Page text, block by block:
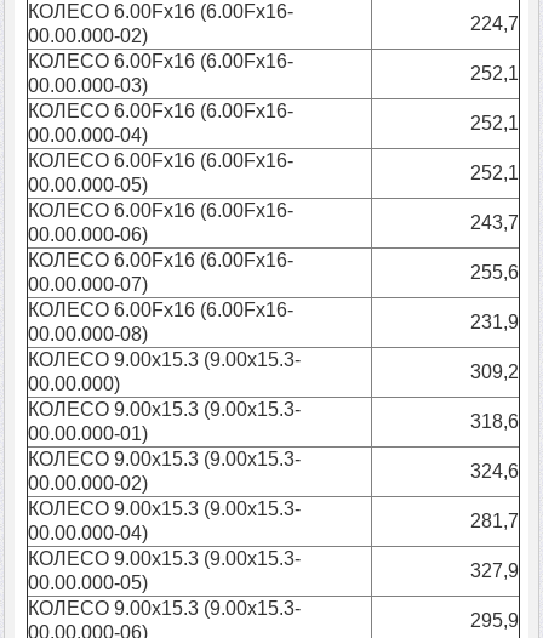
КОЛЕСО 6.00Fx16 (6.00Fx16-
00.00.000-02)
224,7
КОЛЕСО 6.00Fx16 (6.00Fx16-
00.00.000-03)
252,1
КОЛЕСО 6.00Fx16 (6.00Fx16-
00.00.000-04)
252,1
КОЛЕСО 6.00Fx16 (6.00Fx16-
00.00.000-05)
252,1
КОЛЕСО 6.00Fx16 (6.00Fx16-
00.00.000-06)
243,7
КОЛЕСО 6.00Fx16 (6.00Fx16-
00.00.000-07)
255,6
КОЛЕСО 6.00Fx16 (6.00Fx16-
00.00.000-08)
231,9
КОЛЕСО 9.00х15.3 (9.00х15.3-
00.00.000)
309,2
КОЛЕСО 9.00х15.3 (9.00х15.3-
00.00.000-01)
318,6
КОЛЕСО 9.00х15.3 (9.00х15.3-
00.00.000-02)
324,6
КОЛЕСО 9.00х15.3 (9.00х15.3-
00.00.000-04)
281,7
КОЛЕСО 9.00х15.3 (9.00х15.3-
00.00.000-05)
327,9
КОЛЕСО 9.00х15.3 (9.00х15.3-
00.00.000-06)
295,9